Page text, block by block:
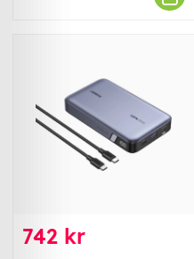
742 kr